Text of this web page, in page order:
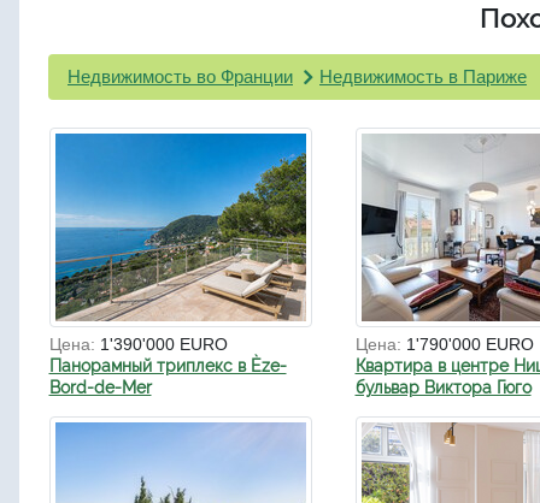
Недвижимость во Франции Недвижимость в Париже
Цена: 1'390'000 EURO
Панорамный триплекс в Èze-
Bord-de-Mer
Цена: 1'790'000 EURO
Квартира в центре
бульвар Виктора Гюго